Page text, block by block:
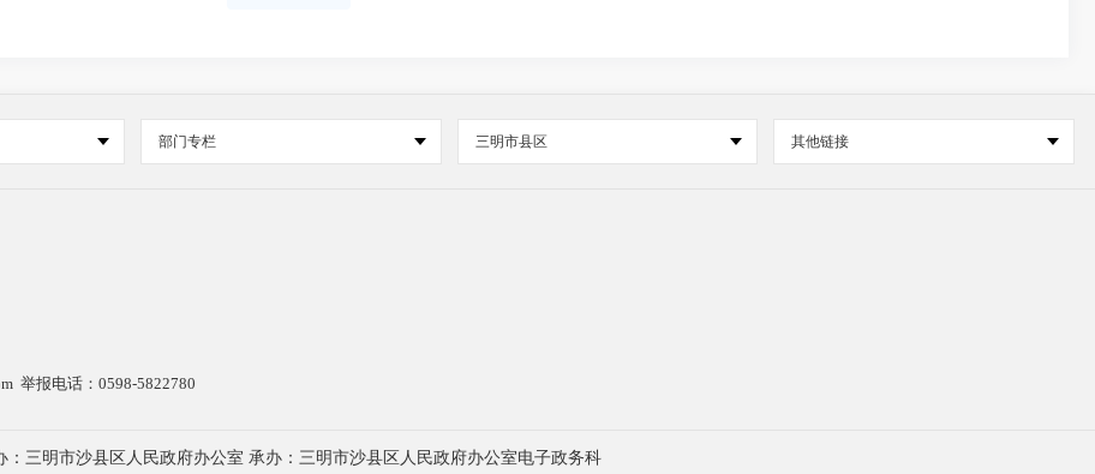
部门专栏 三明市县区 其他链接
举报电话：0598-5822780
：三明市沙县区人民政府办公室 承办：三明市沙县区人民政府办公室电子政务科